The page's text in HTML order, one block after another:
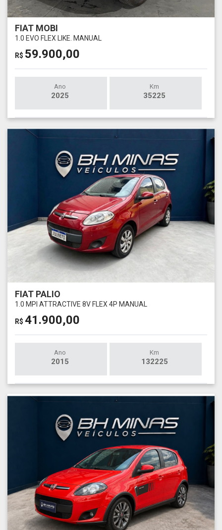
FIAT MOBI
1.0 EVO FLEX LIKE. MANUAL
R$ 59.900,00
Ano
2025
Km
35225
FIAT PALIO
1.0 MPI ATTRACTIVE 8V FLEX 4P MANUAL
R$ 41.900,00
Ano
2015
Km
132225